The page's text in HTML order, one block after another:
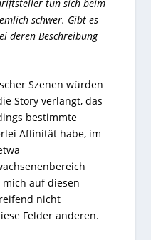
tun sich beim
schwer. Gibt es
deren Beschreibung
Szenen würden
Story verlangt, das
bestimmte
Affinität habe, im
mich auf diesen
nicht
Felder anderen.